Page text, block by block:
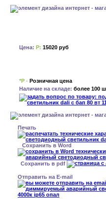
Цена: Р: 15020 руб
*Р - Розничная цена
Наличие на складе: более 100
Печать
Сохранить в Word
Сохранить в pdf
Отправить на E-mail